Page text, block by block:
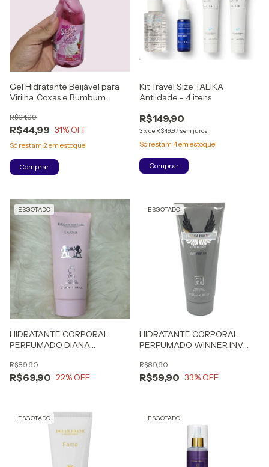
Gel Hidratante Beijável para
Virilha, Coxas e Bumbum
305ml
R$44,99
R$64,99
31% OFF
Só restam 2em estoque!
Kit Travel Size TALIKA
Antiidade - 4 itens
R$149,90
3x de R$49,97 sem juros
Só restam 4em estoque!
ESGOTADO
HIDRATANTE CORPORAL
PERFUMADO DIANA
DREAMBRAND
R$69,90
R$89,90
22% OFF
ESGOTADO
HIDRATANTE CORPORAL
PERFUMADO WINNER INV
-DREAMBRAND
R$59,90
R$89,90
33% OFF
ESGOTADO ESGOTADO